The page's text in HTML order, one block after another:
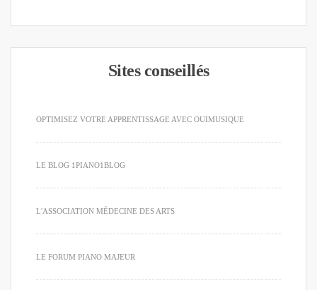
Sites conseillés
OPTIMISEZ VOTRE APPRENTISSAGE AVEC OUIMUSIQUE
LE BLOG 1PIANO1BLOG
L'ASSOCIATION MÉDECINE DES ARTS
LE FORUM PIANO MAJEUR